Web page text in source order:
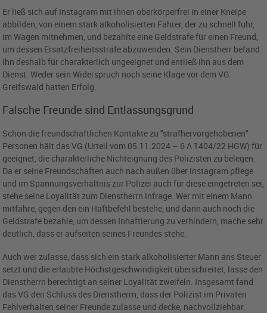
Er ließ sich auf Instagram mit ihnen oberkörperfrei in einer Kneipe
abbilden, von einem stark alkoholisierten Fahrer, der zu schnell fuhr,
im Wagen mitnehmen, und bezahlte eine Geldstrafe für einen Freund,
um dessen Ersatzfreiheitsstrafe abzuwenden. Sein Dienstherr befand
ihn deshalb für charakterlich ungeeignet und entließ ihn aus dem
Dienst. Weder sein Widerspruch noch seine Klage vor dem VG
Greifswald hatten Erfolg.
Falsche Freunde sind Entlassungsgrund
Schon die freundschaftlichen Kontakte zu "strafhervorgehobenen"
Personen hält das VG (Urteil vom 05.11.2024 – 6 A 1404/22 HGW) für
geeignet, die charakterliche Nichteignung des Polizisten zu belegen.
Da er seine Freundschaften auch nach außen über Instagram pflege
und im Spannungsverhältnis zur Polizei auch für diese eingetreten sei,
stehe seine Loyalität zum Dienstherrn infrage. Wer mit einem Mann
mitfahre, gegen den ein Haftbefehl bestehe, und dann auch noch die
Geldstrafe bezahle, um dessen Inhaftierung zu verhindern, mache sehr
deutlich, dass er aufseiten seines Freundes stehe.
Auch wer zulasse, dass sich ein stark alkoholisierter Mann ans Steuer
setzt und die erlaubte Höchstgeschwindigkeit überschreitet, lasse den
Dienstherrn berechtigt an seiner Loyalität zweifeln. Insgesamt fand
das VG den Schluss des Dienstherrn, dass der Polizist im Privaten
Fehlverhalten seiner Freunde zulasse und decke, nachvollziehbar.